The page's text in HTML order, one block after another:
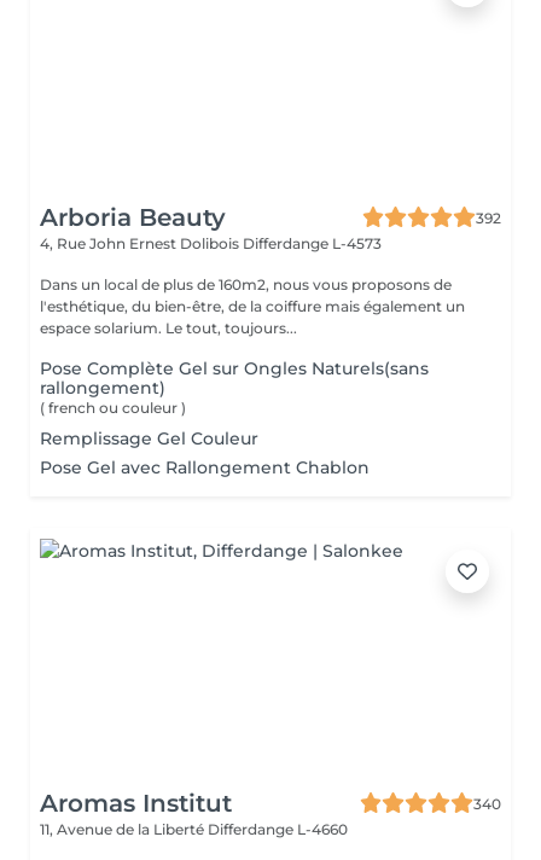
Arboria Beauty
392
4, Rue John Ernest Dolibois Differdange L-4573
Dans un local de plus de 160m2, nous vous proposons de
l'esthétique, du bien-être, de la coiffure mais également un
espace solarium. Le tout, toujours...
Pose Complète Gel sur Ongles Naturels(sans
rallongement)
( french ou couleur )
Remplissage Gel Couleur
Pose Gel avec Rallongement Chablon
Aromas Institut
340
11, Avenue de la Liberté Differdange L-4660